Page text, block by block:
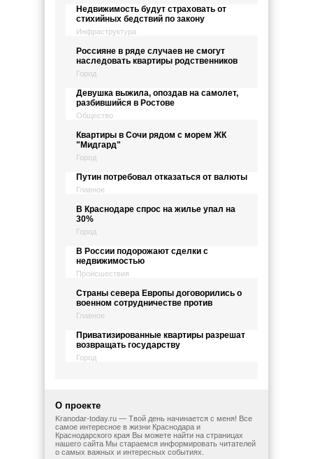
Недвижимость будут страховать от
стихийных бедствий по закону
Инфраструктура
Россияне в ряде случаев не смогут
наследовать квартиры родственников
Город
Девушка выжила, опоздав на самолет,
разбившийся в Ростове
Общество
Квартиры в Сочи рядом с морем ЖК
"Мидгард"
Город
Путин потребовал отказаться от валюты
Главное
В Краснодаре спрос на жилье упал на
30%
Город
В России подорожают сделки с
недвижимостью
Происшествия
Страны севера Европы договорились о
военном сотрудничестве против
Главное
Приватизированные квартиры разрешат
возвращать государству
Город
О проекте
Kranodar-today.ru — Твой день начинается с меня! Все
самое интересное в жизни Краснодара и
Краснодарского края Вы можете найти на страницах
нашего сайта Мы стараемся информировать читателей
о самых важных и интересных событиях.